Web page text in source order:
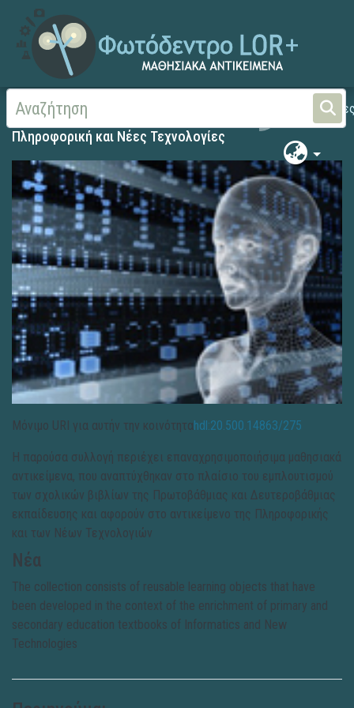
Αρχική
Πληροφορική και Νέες Τεχνολογίες
Μόνιμο URI για αυτήν την κοινότηταhdl:20.500.14863/275
Η παρούσα συλλογή περιέχει επαναχρησιμοποιήσιμα μαθησιακά
αντικείμενα, που αναπτύχθηκαν στο πλαίσιο του εμπλουτισμού
των σχολικών βιβλίων της Πρωτοβάθμιας και Δευτεροβάθμιας
εκπαίδευσης και αφορούν στο αντικείμενο της Πληροφορικής
και των Νέων Τεχνολογιών
Νέα
The collection consists of reusable learning objects that have
been developed in the context of the enrichment of primary and
secondary education textbooks of Informatics and New
Technologies